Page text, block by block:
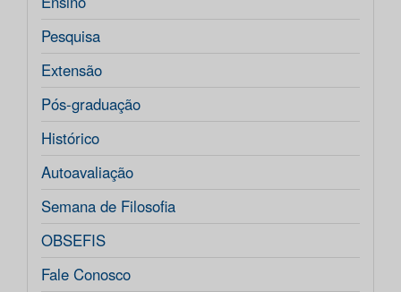
Pesquisa
Extensão
Pós-graduação
Histórico
Autoavaliação
Semana de Filosofia
OBSEFIS
Fale Conosco